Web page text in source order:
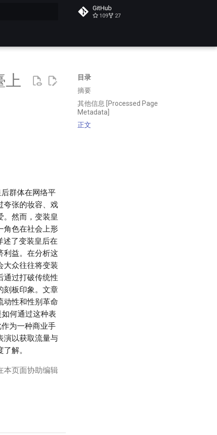
GitHub
109 27
目录
摘要
其他信息 [Processed Page
Metadata]
正文
上
群体在网络平
夸张的妆容、戏
。然而，变装皇
角色在社会上形
述了变装皇后在
利益。在分析这
大众往往将变装
通过打破传统性
刻板印象。文章
动性和性别革命
何通过这种表
为一种商业手
演以获取流量与
解。
本页面协助编辑